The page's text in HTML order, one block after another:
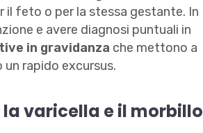
il feto o per la stessa gestante. In
e avere diagnosi puntuali in
in gravidanza che mettono a
rapido excursus.
varicella e il morbillo